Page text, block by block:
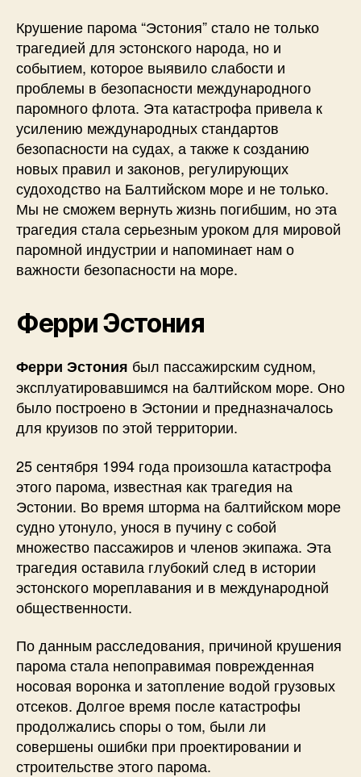
Крушение парома “Эстония” стало не только
трагедией для эстонского народа, но и
событием, которое выявило слабости и
проблемы в безопасности международного
паромного флота. Эта катастрофа привела к
усилению международных стандартов
безопасности на судах, а также к созданию
новых правил и законов, регулирующих
судоходство на Балтийском море и не только.
Мы не сможем вернуть жизнь погибшим, но эта
трагедия стала серьезным уроком для мировой
паромной индустрии и напоминает нам о
важности безопасности на море.
Ферри Эстония
Ферри Эстония был пассажирским судном,
эксплуатировавшимся на балтийском море. Оно
было построено в Эстонии и предназначалось
для круизов по этой территории.
25 сентября 1994 года произошла катастрофа
этого парома, известная как трагедия на
Эстонии. Во время шторма на балтийском море
судно утонуло, унося в пучину с собой
множество пассажиров и членов экипажа. Эта
трагедия оставила глубокий след в истории
эстонского мореплавания и в международной
общественности.
По данным расследования, причиной крушения
парома стала непоправимая поврежденная
носовая воронка и затопление водой грузовых
отсеков. Долгое время после катастрофы
продолжались споры о том, были ли
совершены ошибки при проектировании и
строительстве этого парома.